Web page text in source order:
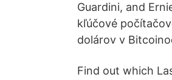
Guardini, and
kľúčové
dolárov v
Find out which